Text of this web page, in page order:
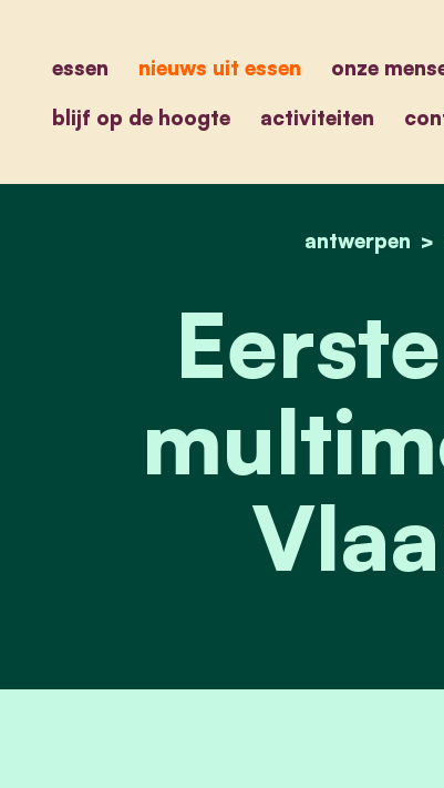
essen nieuws uit essen
onze
blijf op de hoogte
activiteiten
antwerpen